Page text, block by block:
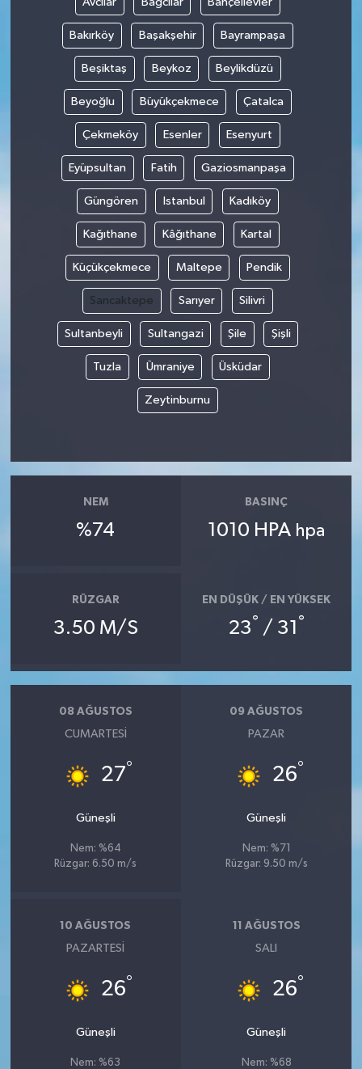
Bakırköy Başakşehir Bayrampaşa
Beşiktaş Beykoz Beylikdüzü
Beyoğlu Büyükçekmece Çatalca
Çekmeköy Esenler Esenyurt
Eyüpsultan Fatih Gaziosmanpaşa
Güngören Istanbul Kadıköy
Kağıthane Kâğıthane Kartal
Küçükçekmece Maltepe Pendik
Sancaktepe Sarıyer Silivri
Sultanbeyli Sultangazi Şile Şişli
Tuzla Ümraniye Üsküdar
Zeytinburnu
NEM
%74
BASINÇ
1010 HPA hpa
RÜZGAR
3.50 M/S
EN DÜŞÜK / EN YÜKSEK
23° / 31 °
08 AĞUSTOS
CUMARTESI
27°
Güneşli
Nem: %64
Rüzgar: 6.50 m/s
09 AĞUSTOS
PAZAR
26°
Güneşli
Nem: %71
Rüzgar: 9.50 m/s
10 AĞUSTOS
PAZARTESI
26°
Güneşli
Nem: %63
11 AĞUSTOS
SALI
26°
Güneşli
Nem: %68